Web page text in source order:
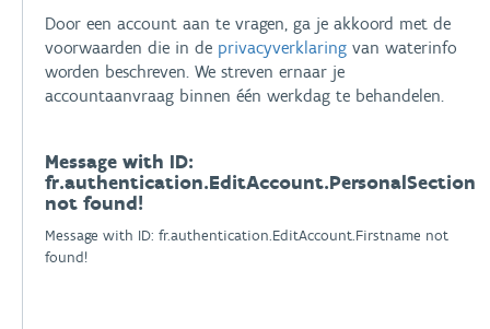
Door een account aan te vragen, ga je akkoord met de
voorwaarden die in de privacyverklaring van waterinfo
worden beschreven. We streven ernaar je
accountaanvraag binnen één werkdag te behandelen.
Message with ID:
fr.authentication.EditAccount.PersonalSection
not found!
Message with ID: fr.authentication.EditAccount.Firstname not
found!